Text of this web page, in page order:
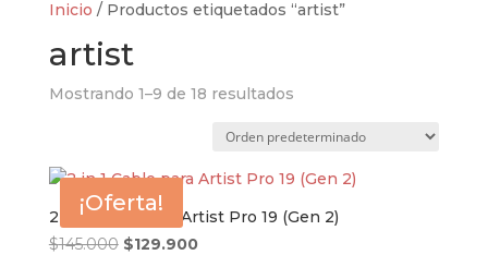
Inicio / Productos etiquetados “artist”
artist
Mostrando 1–9 de 18 resultados
¡Oferta!
2 in 1 Cable para Artist Pro 19 (Gen 2)
$145.000 El
$129.900El